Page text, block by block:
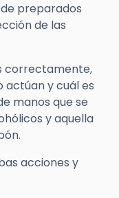
de preparados
de las
correctamente,
y cuál es
manos que se
y aquella
acciones y